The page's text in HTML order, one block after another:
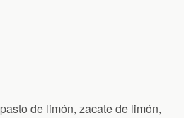
de limón, zacate de limón,